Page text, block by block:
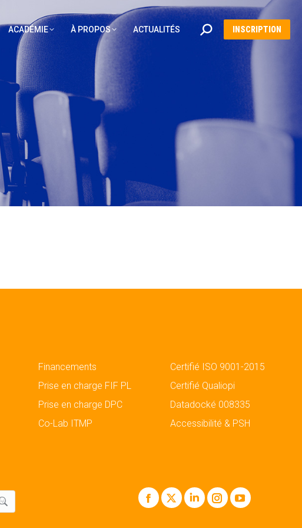
ACADÉMIE À PROPOS ACTUALITÉS
RechercheINSCRIPTION
Financements
Prise en charge FIF PL
Prise en charge DPC
Co-Lab ITMP
Certifié ISO 9001-2015
Certifié Qualiopi
Datadocké 008335
Accessibilité & PSH
Facebook
X LinkedInInstagramYouTube